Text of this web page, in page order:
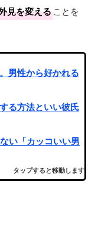
見を変えることを
男性から好かれる
る方法といい彼氏
い「カッコいい男
タップすると移動します